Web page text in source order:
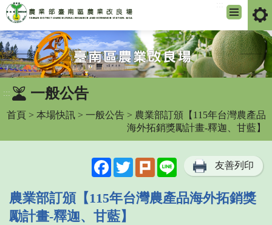
跳
到
主
要
內
區
::: 一般公告
首頁 > 本場快訊 > 一般公告 > 農業部訂頒【115年台灣農產品
海外拓銷獎勵計畫-釋迦、甘藍】
FacebookTwitterPlurk Line 友善列印
農業部訂頒【115年台灣農產品海外拓銷獎
勵計畫-釋迦、甘藍】